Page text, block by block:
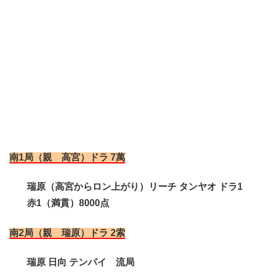
南1局（親 高宮）ドラ 7萬
瑞原（高宮からロン上がり）リーチ タンヤオ ドラ1
赤1（満貫）8000点
南2局（親 瑞原）ドラ 2索
瑞原 日向 テンパイ 流局